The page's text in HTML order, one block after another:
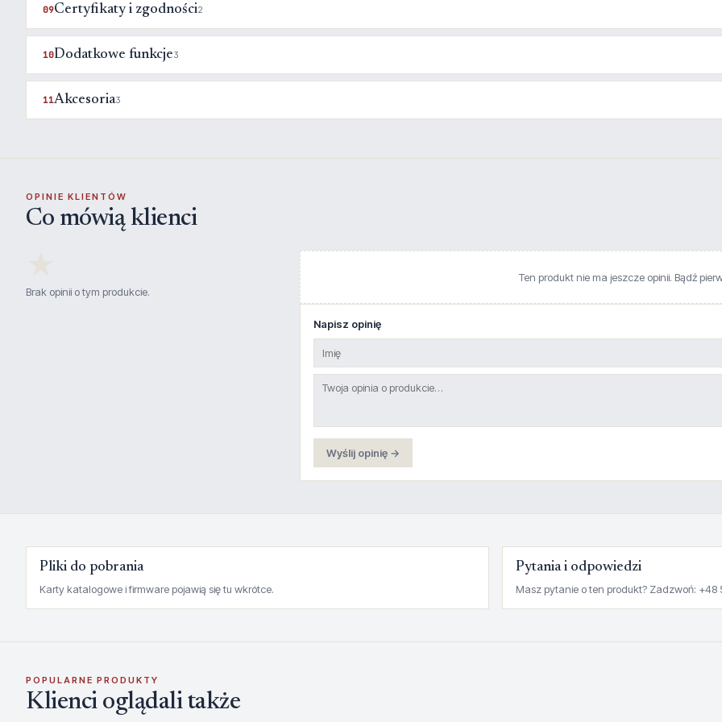
09Certyfikaty i zgodności2
10Dodatkowe funkcje3
11Akcesoria3
OPINIE KLIENTÓW
Co mówią klienci
Brak opinii o tym produkcie.
Ten produkt nie ma jeszcze opinii. Bądź
Napisz opinię
Wyślij opinię →
Pliki do pobrania
Karty katalogowe i firmware pojawią się tu wkrótce.
Pytania i odpowiedzi
Masz pytanie o ten produkt? Zadzwoń: +48
POPULARNE PRODUKTY
Klienci oglądali także